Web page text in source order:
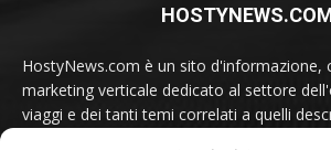
HostyNews.com è un sito d'informazione,
marketing verticale dedicato al settore
viaggi e dei tanti temi correlati a quelli